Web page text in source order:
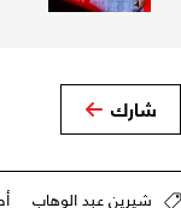
شارك
شيرين عبد الوهاب